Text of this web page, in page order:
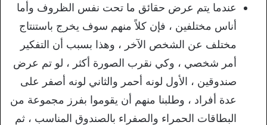
عندما يتم عرض حقائق ما تحت نفس الظروف وأما
أناس مختلفين ، فإن كلاً منهم سوف يخرج باستنتاج
مختلف عن الشخص الآخر ، وهذا بسبب أن التفكير
أمر شخصي ، وكي نقرب الصورة أكثر ، لو تم عرض
صندوقين ، الأول لونه أحمر والثاني لونه أصفر على
عدة أفراد ، وطلبنا منهم أن يقوموا بفرز مجموعة من
البطاقات الحمراء والصفراء بالصندوق المناسب ، ثم